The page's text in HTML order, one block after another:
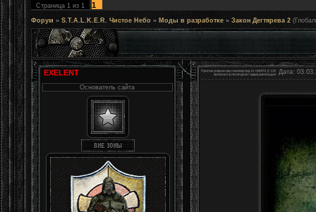
Страница 1 из 1 1
Форум » S.T.A.L.K.E.R. Чистое Небо » Моды в разработке » Закон Дегтярева 2
EXELENT
Основатель сайта
Дата: